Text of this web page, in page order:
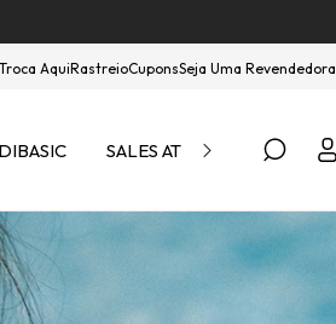
Troca AquiRastreioCuponsSeja Uma Revendedora
SALES ATÉ 40% OFF